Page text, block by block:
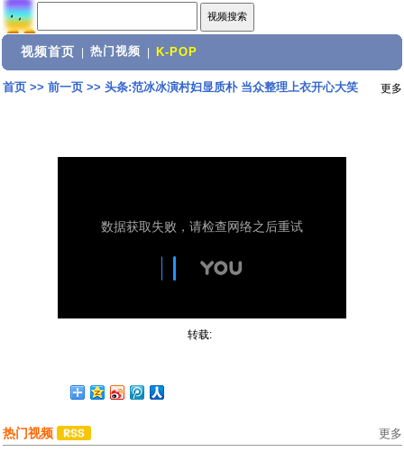
视频首页 热门视频 K-POP
首页>> 前一页>> 头条:范冰冰演村妇显质朴 当众整理上衣开心大笑 更多
转载:
热门视频 更多